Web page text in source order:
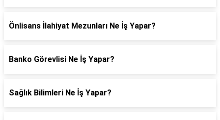
Önlisans İlahiyat Mezunları Ne İş Yapar?
Banko Görevlisi Ne İş Yapar?
Sağlık Bilimleri Ne İş Yapar?